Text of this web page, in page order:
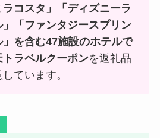
ラコスタ」「ディズニーラ
」「ファンタジースプリン
」を含む47施設のホテルで
ラベルクーポンを返礼品
ています。